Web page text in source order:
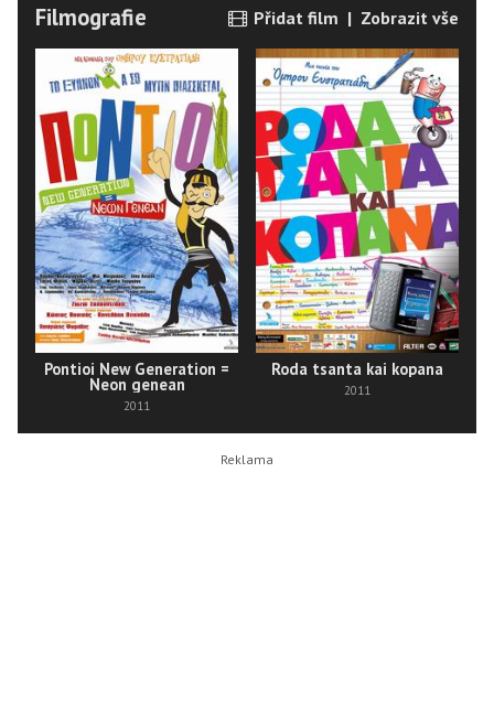
Filmografie Přidat film | Zobrazit vše
Pontioi New Generation =
Neon genean
2011
Roda tsanta kai kopana
2011